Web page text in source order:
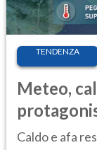
TENDENZA
Meteo,
Caldo e afa